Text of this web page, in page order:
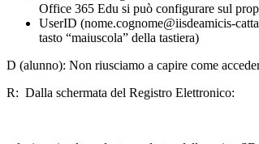
Office 365 Edu si può configurare sul
UserID (nome.cognome@iisdeamicis-
tasto “maiuscola” della tastiera)
D (alunno): Non riusciamo a capire come
R: Dalla schermata del Registro Elettronico: